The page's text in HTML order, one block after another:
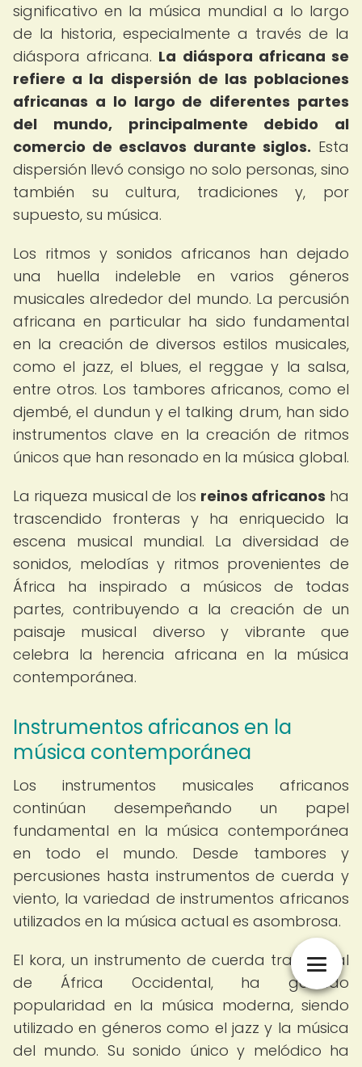
significativo en la música mundial a lo largo
de la historia, especialmente a través de la
diáspora africana. La diáspora africana se
refiere a la dispersión de las poblaciones
africanas a lo largo de diferentes partes
del mundo, principalmente debido al
comercio de esclavos durante siglos. Esta
dispersión llevó consigo no solo personas, sino
también su cultura, tradiciones y, por
supuesto, su música.
Los ritmos y sonidos africanos han dejado
una huella indeleble en varios géneros
musicales alrededor del mundo. La percusión
africana en particular ha sido fundamental
en la creación de diversos estilos musicales,
como el jazz, el blues, el reggae y la salsa,
entre otros. Los tambores africanos, como el
djembé, el dundun y el talking drum, han sido
instrumentos clave en la creación de ritmos
únicos que han resonado en la música global.
La riqueza musical de los reinos africanos ha
trascendido fronteras y ha enriquecido la
escena musical mundial. La diversidad de
sonidos, melodías y ritmos provenientes de
África ha inspirado a músicos de todas
partes, contribuyendo a la creación de un
paisaje musical diverso y vibrante que
celebra la herencia africana en la música
contemporánea.
Instrumentos africanos en la
música contemporánea
Los instrumentos musicales africanos
continúan desempeñando un papel
fundamental en la música contemporánea
en todo el mundo. Desde tambores y
percusiones hasta instrumentos de cuerda y
viento, la variedad de instrumentos africanos
utilizados en la música actual es asombrosa.
El kora, un instrumento de cuerda tradicional
de África Occidental, ha ganado
popularidad en la música moderna, siendo
utilizado en géneros como el jazz y la música
del mundo. Su sonido único y melódico ha